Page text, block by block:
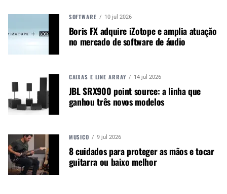
de áudio com diferentes requisitos de energia. Um
único V600:4 pode servir simultaneamente como
unidade de sistema para caixas compactas em
uma área pequena, como uma cozinha, bem como
auditório. Contribuindo para a facilidade de
instalação, esta função não requer nenhuma
habilidade especial de configuração: o
powerTANK é ativado automaticamente”, explica o
O V600:4 também incorpora a nova tecnologia
dualCOOL da Dynacord. Projetado como um
amplificador de potência refrigerado por
SOFTWARE 10 jul 2026
Boris FX adquire iZotope e amplia atuação
no mercado de software de áudio
CAIXAS E LINE ARRAY 14 jul 2026
JBL SRX900 point source: a linha que
ganhou três novos modelos
MÚSICO 9 jul 2026
8 cuidados para proteger as mãos e tocar
guitarra ou baixo melhor